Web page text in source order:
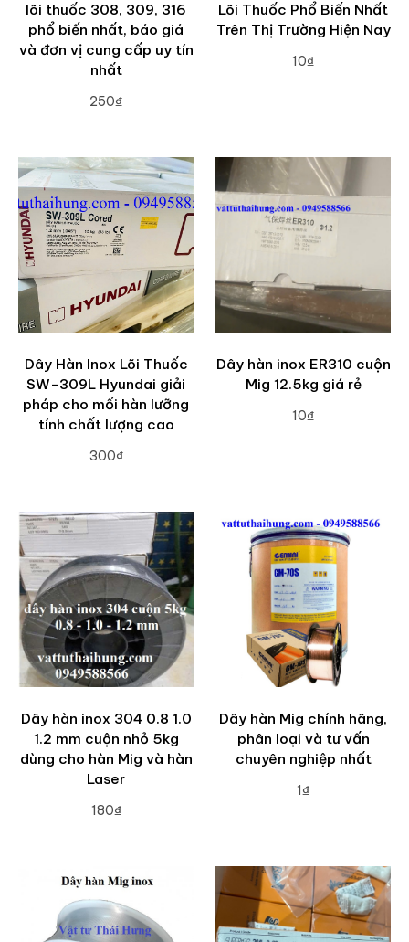
lõi thuốc 308, 309, 316
phổ biến nhất, báo giá
và đơn vị cung cấp uy tín
nhất
250₫
Lõi Thuốc Phổ Biến Nhất
Trên Thị Trường Hiện Nay
10₫
Dây Hàn Inox Lõi Thuốc
SW-309L Hyundai giải
pháp cho mối hàn lưỡng
tính chất lượng cao
300₫
Dây hàn inox ER310 cuộn
Mig 12.5kg giá rẻ
10₫
Dây hàn inox 304 0.8 1.0
1.2 mm cuộn nhỏ 5kg
dùng cho hàn Mig và hàn
Laser
180₫
Dây hàn Mig chính hãng,
phân loại và tư vấn
chuyên nghiệp nhất
1₫